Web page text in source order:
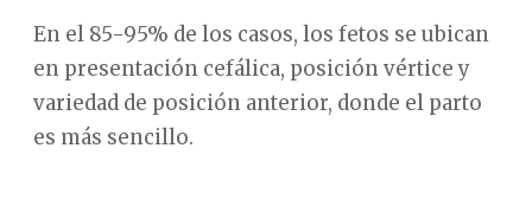
En el 85-95% de los casos, los fetos se ubican
en presentación cefálica, posición vértice y
variedad de posición anterior, donde el parto
es más sencillo.